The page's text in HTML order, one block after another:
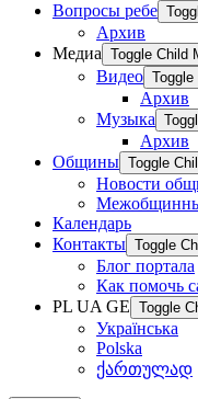
Вопросы ребе
Архив
Медиа Toggle Child
Видео Toggle
Архив
Музыка
Архив
Общины Toggle
Новости
Календарь
Контакты Toggle
Блог портала
Как помочь
PL UA GE Toggle
Українська
Polska
ქართულად